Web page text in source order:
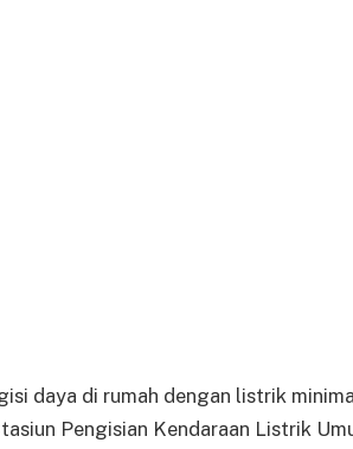
daya di rumah dengan listrik
Pengisian Kendaraan Listrik